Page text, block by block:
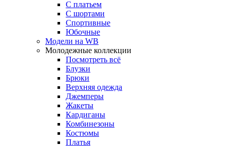
С платьем
С шортами
Спортивные
Юбочные
Модели на WB
Молодежные коллекции
Посмотреть всё
Блузки
Брюки
Верхняя одежда
Джемперы
Жакеты
Кардиганы
Комбинезоны
Костюмы
Платья